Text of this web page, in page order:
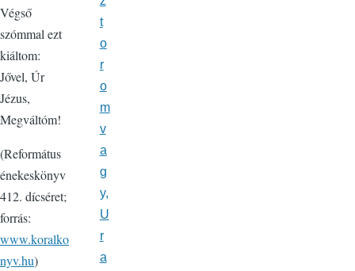
Végső
szómmal ezt
kiáltom:
Jővel, Úr
Jézus,
Megváltóm!
(Református
énekeskönyv
412. dícséret;
forrás:
www.koralko
nyv.hu)
t
o
r
o
m
v
a
g
y,
U
r
a